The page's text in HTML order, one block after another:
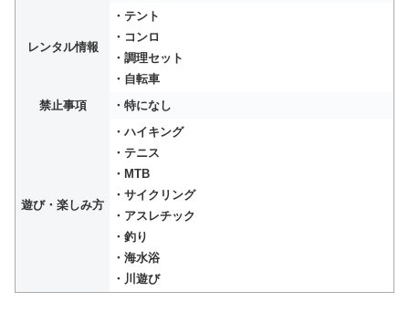
レンタル情報
・テント
・コンロ
・調理セット
・自転車
禁止事項
・特になし
遊び・楽しみ方
・ハイキング
・テニス
・MTB
・サイクリング
・アスレチック
・釣り
・海水浴
・川遊び